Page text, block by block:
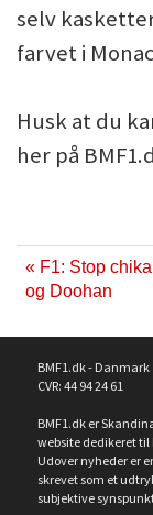
selv
farvet i
Husk at du
her på
« F1: Stop
og Doohan
BMF1.dk - Danmark
CVR: 44 94 24 61
BMF1.dk er
website dedikeret til
Udover nyheder er
skrevet som et
subjektive